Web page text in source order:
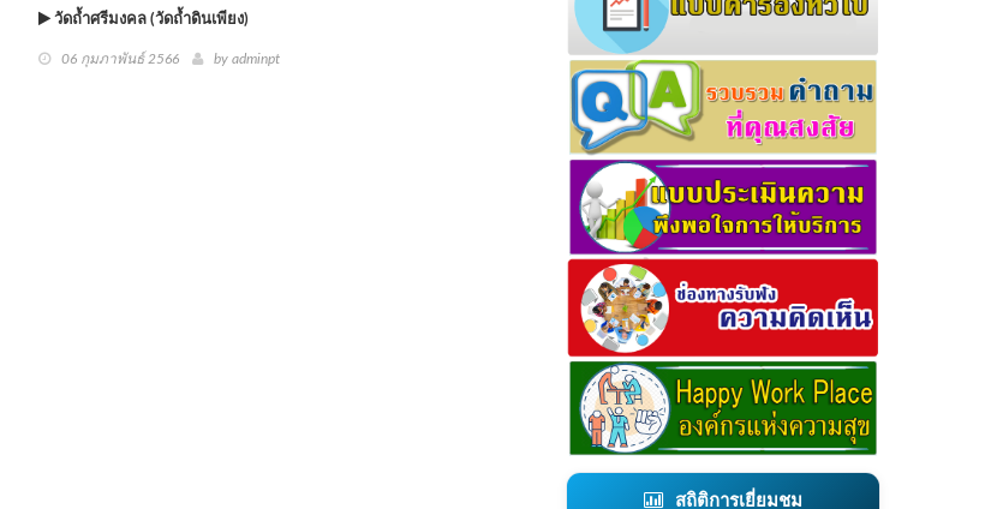
วัดถ้ำศรีมงคล (วัดถ้ำดินเพียง)
06 กุมภาพันธ์ 2566 by adminpt
สถิติการเยี่ยมชม